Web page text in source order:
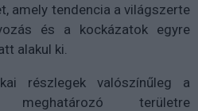
amely tendencia a világszerte
és a kockázatok egyre
alakul ki.
részlegek valószínűleg a
területre